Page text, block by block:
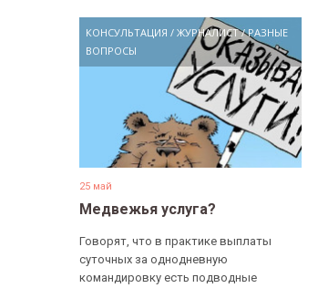
КОНСУЛЬТАЦИЯ / ЖУРНАЛИСТ/РАЗНЫЕ
ВОПРОСЫ
25 май
Медвежья услуга?
Говорят, что в практике выплаты
суточных за однодневную
командировку есть подводные